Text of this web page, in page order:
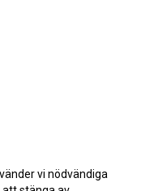
vi nödvändiga